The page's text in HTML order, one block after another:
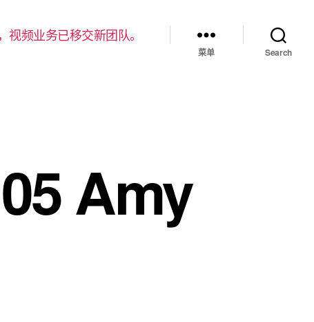
频业务已移交新团队。
菜单 Search
Amy